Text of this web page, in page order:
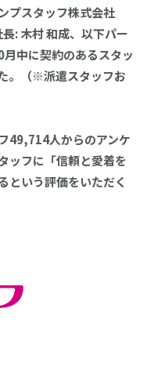
フへの
プスタッフ株式会社
: 木村 和成、以下パー
中に契約のあるスタッ
。（※派遣スタッフお
49,714人からのアンケ
ッフに「信頼と愛着を
という評価をいただく